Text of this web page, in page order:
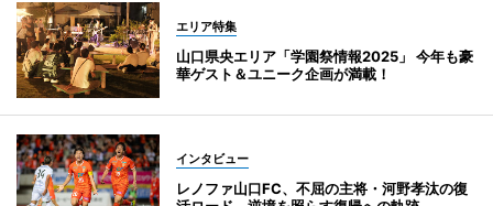
エリア特集
山口県央エリア「学園祭情報2025」 今年も豪
華ゲスト＆ユニーク企画が満載！
インタビュー
レノファ山口FC、不屈の主将・河野孝汰の復